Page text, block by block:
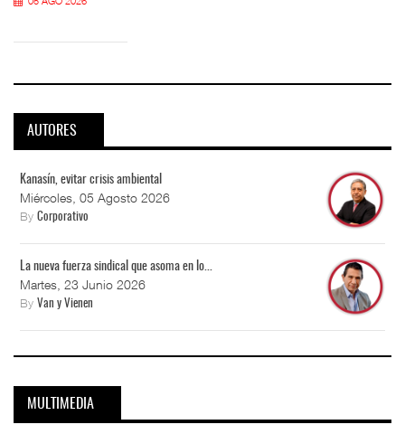
AUTORES
Kanasín, evitar crisis ambiental
Miércoles, 05 Agosto 2026
By Corporativo
La nueva fuerza sindical que asoma en lo...
Martes, 23 Junio 2026
By Van y Vienen
MULTIMEDIA